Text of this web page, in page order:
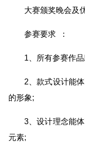
大赛颁奖晚会及
参赛要求 ：
1、所有参赛作
2、款式设计能
的形象;
3、设计理念能
元素;